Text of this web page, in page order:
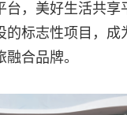
台，美好生活共享
的标志性项目，成
合品牌。